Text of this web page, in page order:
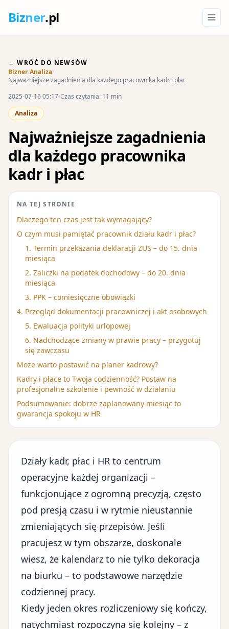
Bizner.pl
← WRÓĆ DO NEWSÓW
Bizner/Analiza/
Najważniejsze zagadnienia dla każdego pracownika kadr i płac
2025-07-16 05:17 Czas czytania: 11 min
Analiza
Najważniejsze zagadnienia
dla każdego pracownika
kadr i płac
NA TEJ STRONIE
Dlaczego ten czas jest tak wymagający?
O czym musi pamiętać pracownik działu kadr i płac?
1. Termin przekazania deklaracji ZUS – do 15. dnia
miesiąca
2. Zaliczki na podatek dochodowy – do 20. dnia
miesiąca
3. PPK – comiesięczne obowiązki
4. Przegląd dokumentacji pracowniczej i akt osobowych
5. Ewaluacja polityki urlopowej
6. Nadchodzące zmiany w prawie pracy – przygotuj
się zawczasu
Może warto postawić na planer kadrowy?
Kadry i płace to Twoja codzienność? Postaw na
profesjonalne szkolenie i pewność w działaniu
Podsumowanie: dobrze zaplanowany miesiąc to
gwarancja spokoju w HR
Działy kadr, płac i HR to centrum
operacyjne każdej organizacji –
funkcjonujące z ogromną precyzją, często
pod presją czasu i w rytmie nieustannie
zmieniających się przepisów. Jeśli
pracujesz w tym obszarze, doskonale
wiesz, że kalendarz to nie tylko dekoracja
na biurku – to podstawowe narzędzie
codziennej pracy.
Kiedy jeden okres rozliczeniowy się kończy,
natychmiast rozpoczyna się kolejny – z